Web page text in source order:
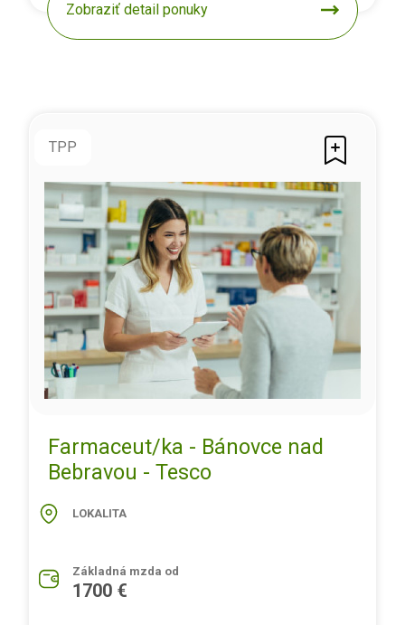
Zobraziť detail ponuky
TPP
Farmaceut/ka - Bánovce nad
Bebravou - Tesco
LOKALITA
Základná mzda od
1700 €